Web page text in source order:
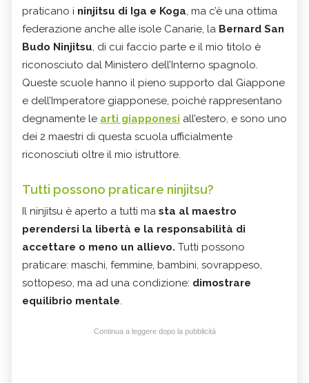
praticano i ninjitsu di Iga e Koga, ma c’è una ottima
federazione anche alle isole Canarie, la Bernard San
Budo Ninjitsu, di cui faccio parte e il mio titolo è
riconosciuto dal Ministero dell’Interno spagnolo.
Queste scuole hanno il pieno supporto dal Giappone
e dell’Imperatore giapponese, poiché rappresentano
degnamente le arti giapponesi all’estero, e sono uno
dei 2 maestri di questa scuola ufficialmente
riconosciuti oltre il mio istruttore.
Tutti possono praticare ninjitsu?
Il ninjitsu è aperto a tutti ma sta al maestro
perendersi la libertà e la responsabilità di
accettare o meno un allievo. Tutti possono
praticare: maschi, femmine, bambini, sovrappeso,
sottopeso, ma ad una condizione: dimostrare
equilibrio mentale.
Continua a leggere dopo la pubblicità